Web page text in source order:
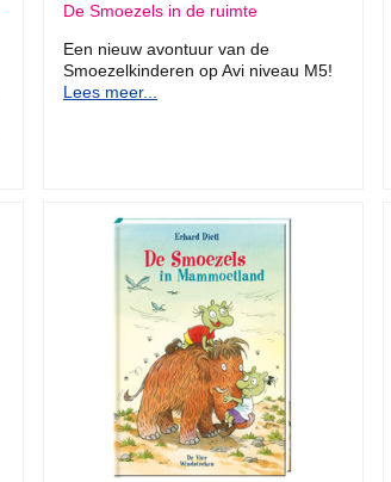
De Smoezels in de ruimte
Een nieuw avontuur van de
Smoezelkinderen op Avi niveau M5!
Lees meer...